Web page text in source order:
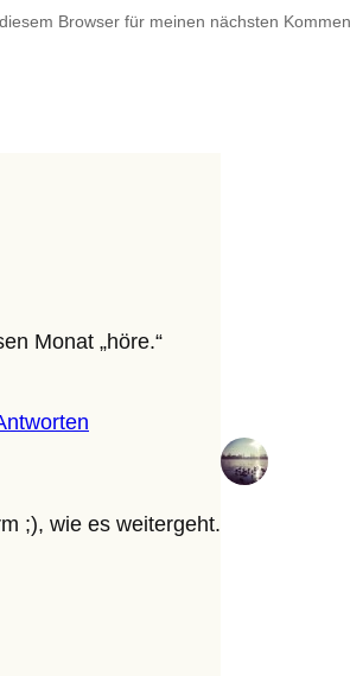
Browser für meinen nächsten
Monat „höre.“
;), wie es weitergeht.